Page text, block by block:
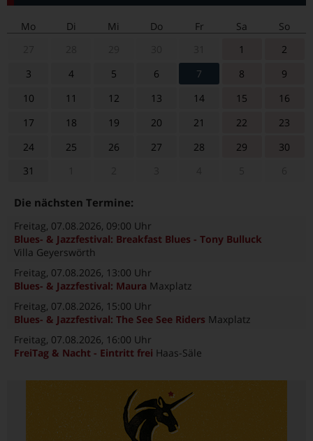
Mo Di Mi Do Fr Sa
So
1
2
3
4 5 6 7 8
9
10
11 12 13 14 15
16
17
18 19 20 21 22
23
24
25 26 27 28 29
30
31
Die nächsten Termine:
Freitag, 07.08.2026, 09:00 Uhr
Blues- & Jazzfestival: Breakfast Blues - Tony Bulluck
Villa Geyerswörth
Freitag, 07.08.2026, 13:00 Uhr
Blues- & Jazzfestival: Maura Maxplatz
Freitag, 07.08.2026, 15:00 Uhr
Blues- & Jazzfestival: The See See Riders Maxplatz
Freitag, 07.08.2026, 16:00 Uhr
FreiTag & Nacht - Eintritt frei Haas-Säle